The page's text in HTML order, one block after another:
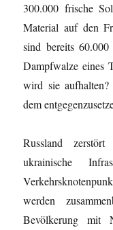
300.000 frische
Material auf den
sind bereits
Dampfwalze eines
wird sie
dem
Russland
ukrainische
werden
Bevölkerung mit